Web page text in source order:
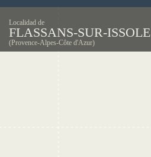
Localidad de
FLASSANS-SUR-ISSOLE
(Provence-Alpes-Côte d'Azur)